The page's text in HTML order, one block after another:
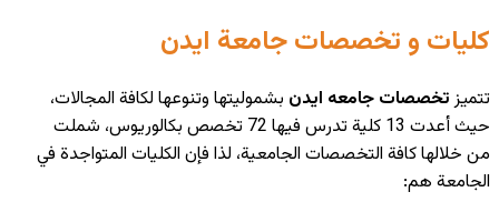
كليات و تخصصات جامعة ايدن
تتميز تخصصات جامعه ايدن بشموليتها وتنوعها لكافة المجالات،
حيث أعدت 13 كلية تدرس فيها 72 تخصص بكالوريوس، شملت
من خلالها كافة التخصصات الجامعية، لذا فإن الكليات المتواجدة في
الجامعة هم: